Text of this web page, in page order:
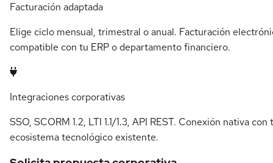
Facturación adaptada
Elige ciclo mensual, trimestral o anual. Facturación
compatible con tu ERP o departamento financiero.
Integraciones corporativas
SSO, SCORM 1.2, LTI 1.1/1.3, API REST. Conexión nativa con
ecosistema tecnológico existente.